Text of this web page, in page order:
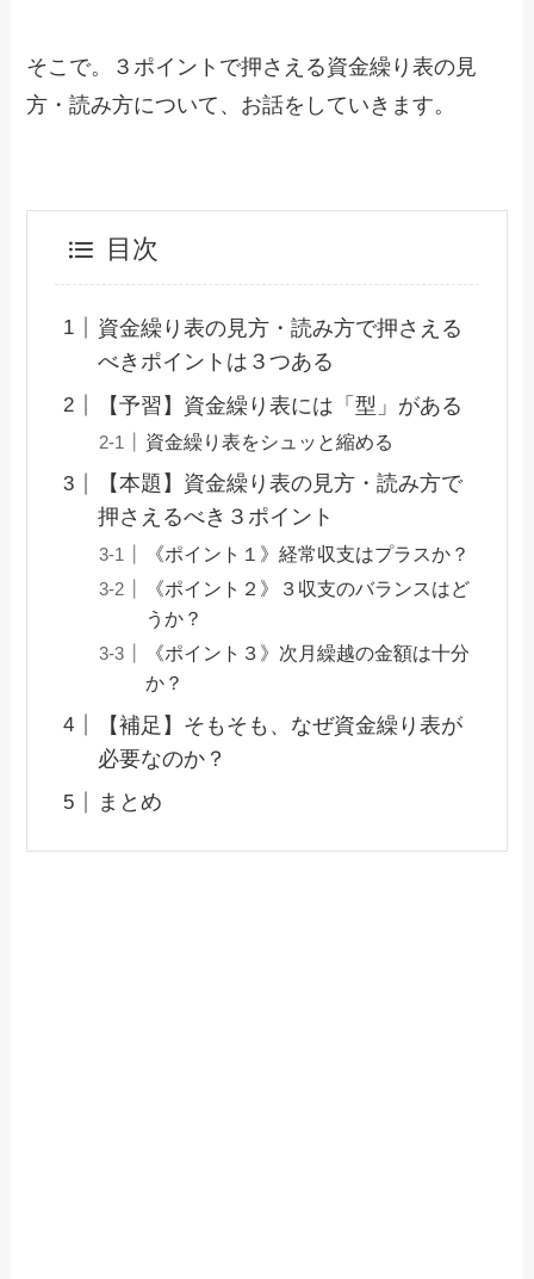
そこで。３ポイントで押さえる資金繰り表の見
方・読み方について、お話をしていきます。
目次
資金繰り表の見方・読み方で押さえる
べきポイントは３つある
【予習】資金繰り表には「型」がある
資金繰り表をシュッと縮める
【本題】資金繰り表の見方・読み方で
押さえるべき３ポイント
《ポイント１》経常収支はプラスか？
《ポイント２》３収支のバランスはど
うか？
《ポイント３》次月繰越の金額は十分
か？
【補足】そもそも、なぜ資金繰り表が
必要なのか？
まとめ